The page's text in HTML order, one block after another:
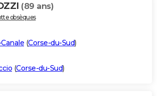
(89 ans)
obsèques
(Corse-du-Sud)
(Corse-du-Sud)